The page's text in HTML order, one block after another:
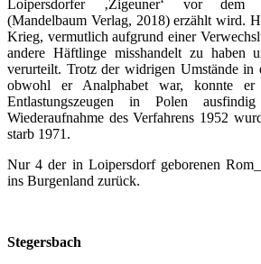
Loipersdorfer ‚Zigeuner‘ vor dem
(Mandelbaum Verlag, 2018) erzählt wird.
Krieg, vermutlich aufgrund einer
andere Häftlinge misshandelt zu haben
verurteilt. Trotz der widrigen Umstände in
obwohl er Analphabet war, konnte
Entlastungszeugen in Polen
Wiederaufnahme des Verfahrens 1952
starb 1971.
Nur 4 der in Loipersdorf geborenen
ins Burgenland zurück.
Stegersbach